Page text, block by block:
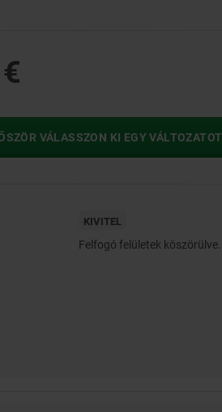
VÁLASSZON KI EGY VÁLTOZATOT
KIVITEL
Felfogó felületek köszörülve.